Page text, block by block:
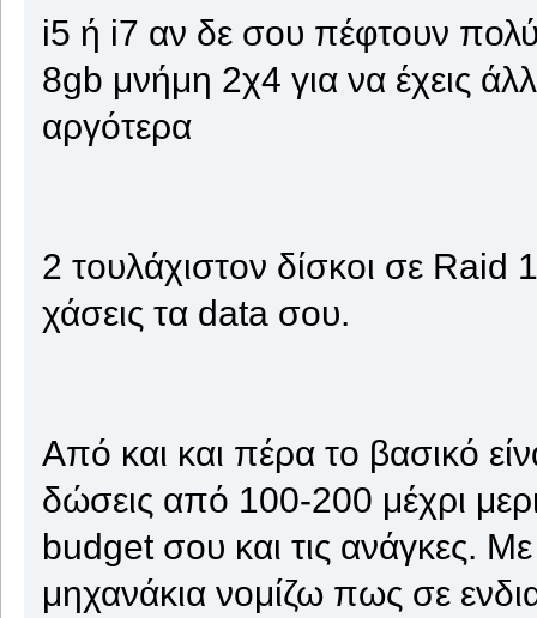
i5 ή i7 αν δε σου πέφτουν πολύ
8gb μνήμη 2χ4 για να έχεις
αργότερα
2 τουλάχιστον δίσκοι σε Raid
χάσεις τα data σου.
Από και και πέρα το βασικό
δώσεις από 100-200 μέχρι
budget σου και τις ανάγκες.
μηχανάκια νομίζω πως σε